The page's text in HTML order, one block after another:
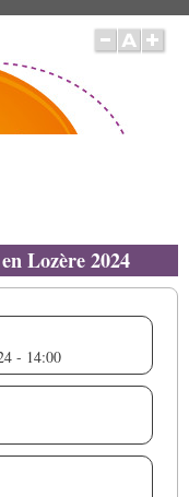
Lozère 2024
- 14:00